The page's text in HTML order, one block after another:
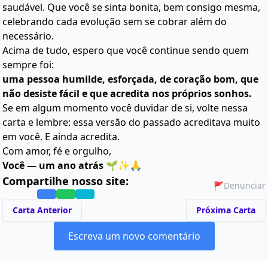
saudável. Que você se sinta bonita, bem consigo mesma,
celebrando cada evolução sem se cobrar além do
necessário.
Acima de tudo, espero que você continue sendo quem
sempre foi:
uma pessoa humilde, esforçada, de coração bom, que
não desiste fácil e que acredita nos próprios sonhos.
Se em algum momento você duvidar de si, volte nessa
carta e lembre: essa versão do passado acreditava muito
em você. E ainda acredita.
Com amor, fé e orgulho,
Você — um ano atrás 🌱✨🙏
Compartilhe nosso site: 🚩Denunciar
Carta Anterior Próxima Carta
Escreva um novo comentário